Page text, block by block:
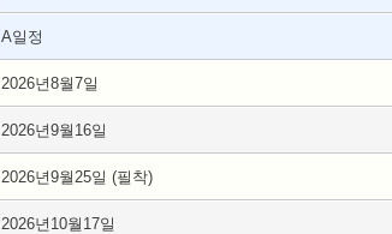
A일정
2026년8월7일
2026년9월16일
2026년9월25일 (필착)
2026년10월17일